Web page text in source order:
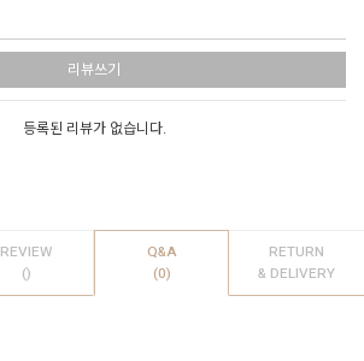
리뷰쓰기
등록된 리뷰가 없습니다.
REVIEW
()
Q&A
(0)
RETURN
& DELIVERY